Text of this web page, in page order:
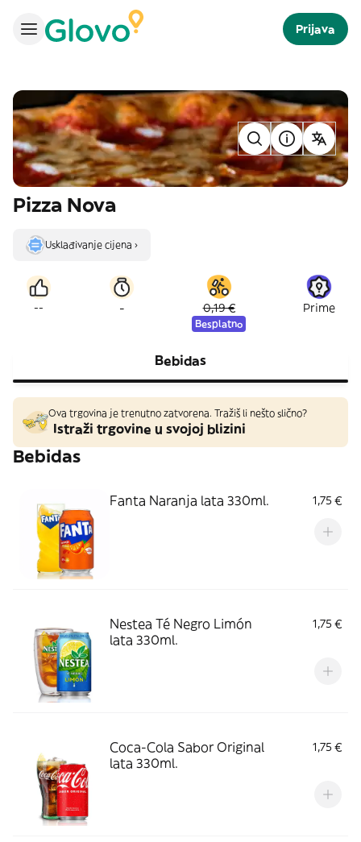
Prijava
Pizza Nova
Usklađivanje cijena ›
-- - 0,19 €
Besplatno
Prime
Bebidas
Ova trgovina je trenutno zatvorena. Tražiš li nešto slično?
Istraži trgovine u svojoj blizini
Bebidas
Fanta Naranja lata 330ml. 1,75 €
Nestea Té Negro Limón
lata 330ml.
1,75 €
Coca-Cola Sabor Original
lata 330ml.
1,75 €